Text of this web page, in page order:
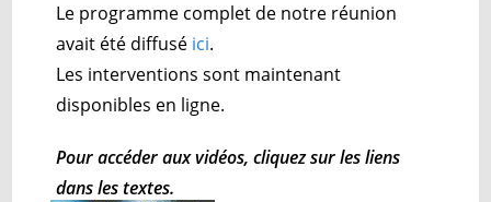
Le programme complet de notre réunion
avait été diffusé ici.
Les interventions sont maintenant
disponibles en ligne.
Pour accéder aux vidéos, cliquez sur les liens
dans les textes.